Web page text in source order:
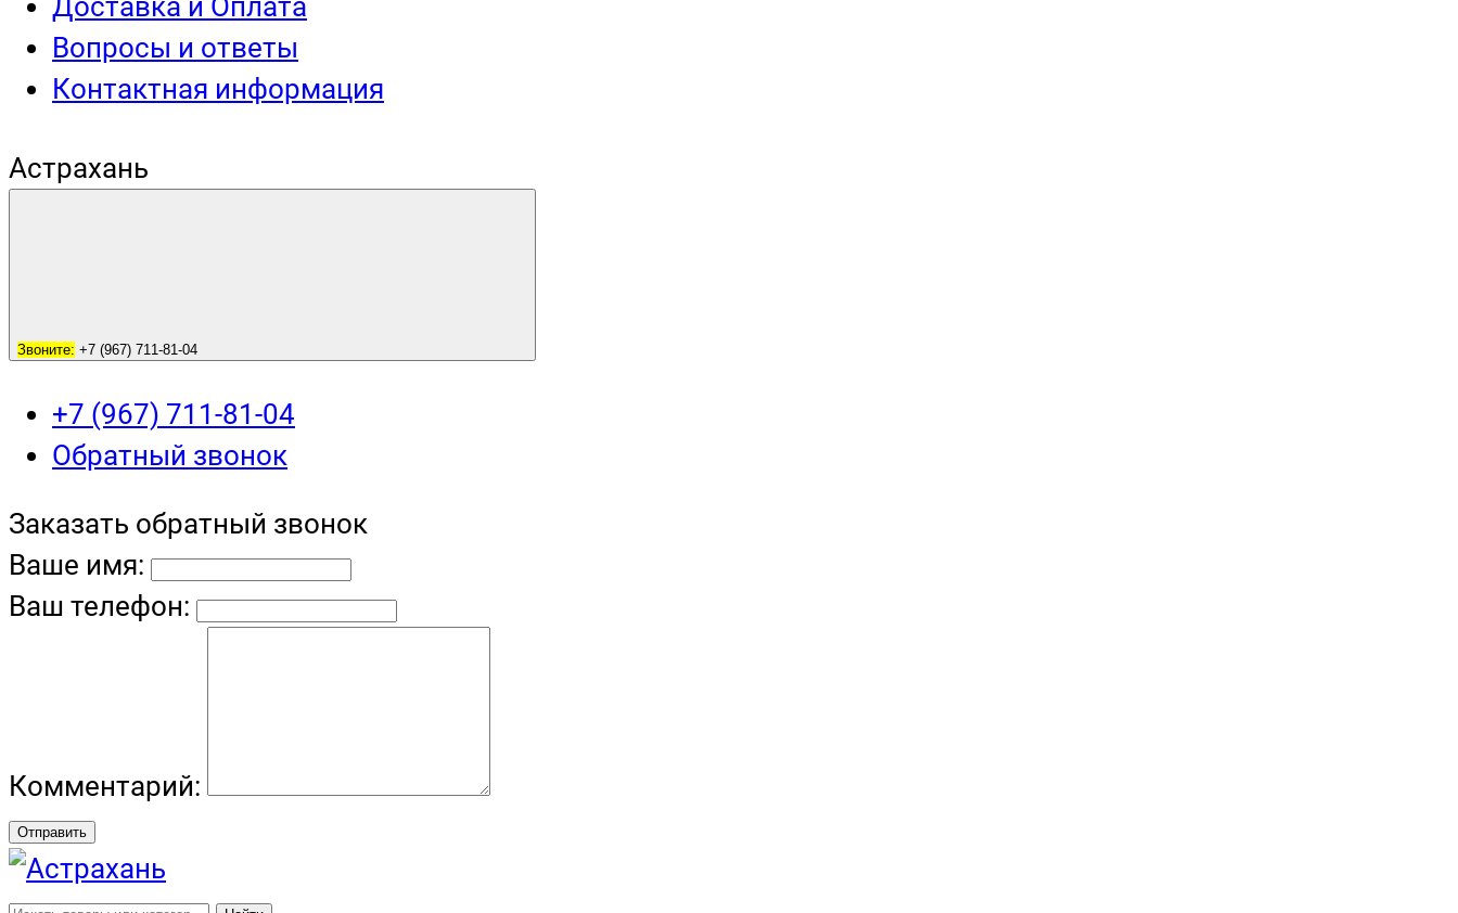
Вопросы и ответы
Контактная информация
Астрахань
Звоните: +7 (967) 711-81-04
+7 (967) 711-81-04
Обратный звонок
Заказать обратный звонок
Ваше имя:
Ваш телефон:
Комментарий:
Отправить